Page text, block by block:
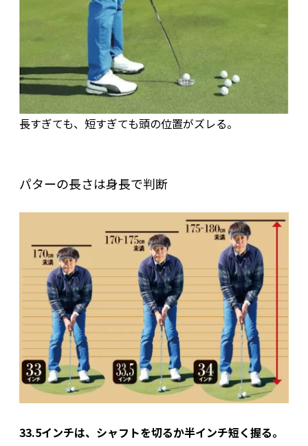
長すぎても、短すぎても頭の位置がズレる。
パターの長さは身長で判断
33.5インチは、シャフトを切るか半インチ短く握る。